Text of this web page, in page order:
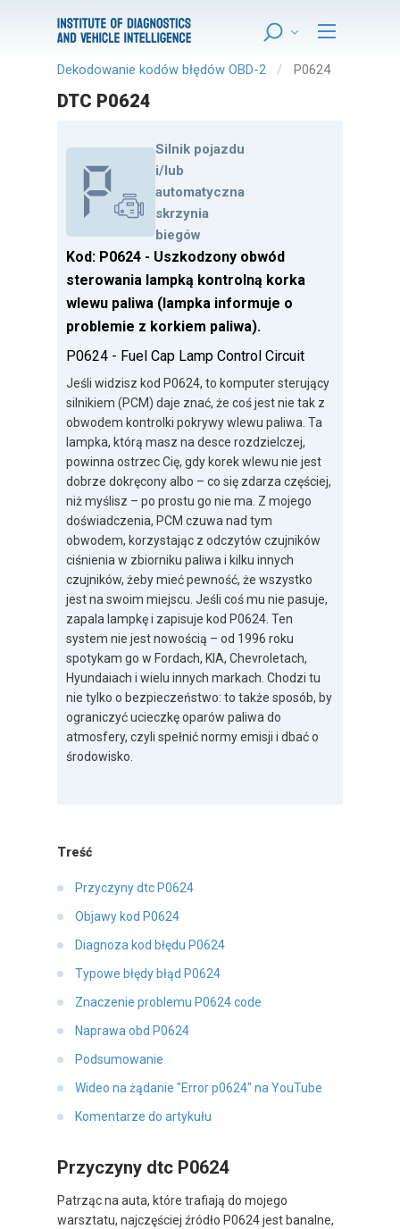
Dekodowanie kodów błędów OBD-2 P0624
DTC P0624
Silnik pojazdu
i/lub
automatyczna
skrzynia
biegów
Kod: P0624 - Uszkodzony obwód
sterowania lampką kontrolną korka
wlewu paliwa (lampka informuje o
problemie z korkiem paliwa).
P0624 - Fuel Cap Lamp Control Circuit
Jeśli widzisz kod P0624, to komputer sterujący
silnikiem (PCM) daje znać, że coś jest nie tak z
obwodem kontrolki pokrywy wlewu paliwa. Ta
lampka, którą masz na desce rozdzielczej,
powinna ostrzec Cię, gdy korek wlewu nie jest
dobrze dokręcony albo – co się zdarza częściej,
niż myślisz – po prostu go nie ma. Z mojego
doświadczenia, PCM czuwa nad tym
obwodem, korzystając z odczytów czujników
ciśnienia w zbiorniku paliwa i kilku innych
czujników, żeby mieć pewność, że wszystko
jest na swoim miejscu. Jeśli coś mu nie pasuje,
zapala lampkę i zapisuje kod P0624. Ten
system nie jest nowością – od 1996 roku
spotykam go w Fordach, KIA, Chevroletach,
Hyundaiach i wielu innych markach. Chodzi tu
nie tylko o bezpieczeństwo: to także sposób, by
ograniczyć ucieczkę oparów paliwa do
atmosfery, czyli spełnić normy emisji i dbać o
środowisko.
Treść
Przyczyny dtc P0624
Objawy kod P0624
Diagnoza kod błędu P0624
Typowe błędy błąd P0624
Znaczenie problemu P0624 code
Naprawa obd P0624
Podsumowanie
Wideo na żądanie "Error p0624" na YouTube
Komentarze do artykułu
Przyczyny dtc P0624
Patrząc na auta, które trafiają do mojego
warsztatu, najczęściej źródło P0624 jest banalne,